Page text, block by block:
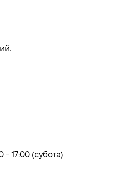
- 17:00 (субота)